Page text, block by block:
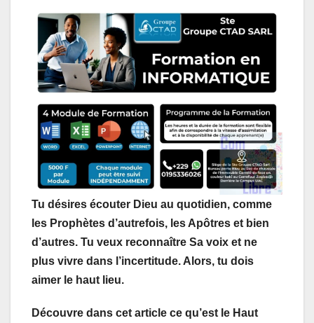
a
s
A
p
p
c
e
b
o
o
k
n
k
e
d
I
n
s
s
e
n
g
e
r
l
e
g
r
a
m
a
i
l
Tu désires écouter Dieu au quotidien, comme
les Prophètes d’autrefois, les Apôtres et bien
d’autres. Tu veux reconnaître Sa voix et ne
plus vivre dans l’incertitude. Alors, tu dois
aimer le haut lieu.
Découvre dans cet article ce qu’est le Haut